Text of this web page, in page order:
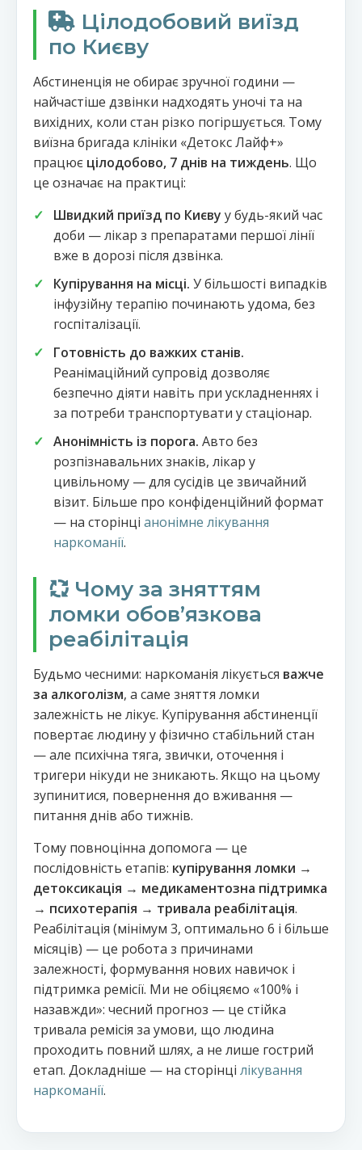
Цілодобовий виїзд
по Києву
Абстиненція не обирає зручної години —
найчастіше дзвінки надходять уночі та на
вихідних, коли стан різко погіршується. Тому
виїзна бригада клініки «Детокс Лайф+»
працює цілодобово, 7 днів на тиждень. Що
це означає на практиці:
Швидкий приїзд по Києву у будь-який час
доби — лікар з препаратами першої лінії
вже в дорозі після дзвінка.
Купірування на місці. У більшості випадків
інфузійну терапію починають удома, без
госпіталізації.
Готовність до важких станів.
Реанімаційний супровід дозволяє
безпечно діяти навіть при ускладненнях і
за потреби транспортувати у стаціонар.
Анонімність із порога. Авто без
розпізнавальних знаків, лікар у
цивільному — для сусідів це звичайний
візит. Більше про конфіденційний формат
— на сторінці анонімне лікування
наркоманії.
Чому за зняттям
ломки обовʼязкова
реабілітація
Будьмо чесними: наркоманія лікується важче
за алкоголізм, а саме зняття ломки
залежність не лікує. Купірування абстиненції
повертає людину у фізично стабільний стан
— але психічна тяга, звички, оточення і
тригери нікуди не зникають. Якщо на цьому
зупинитися, повернення до вживання —
питання днів або тижнів.
Тому повноцінна допомога — це
послідовність етапів: купірування ломки →
детоксикація → медикаментозна підтримка
→ психотерапія → тривала реабілітація.
Реабілітація (мінімум 3, оптимально 6 і більше
місяців) — це робота з причинами
залежності, формування нових навичок і
підтримка ремісії. Ми не обіцяємо «100% і
назавжди»: чесний прогноз — це стійка
тривала ремісія за умови, що людина
проходить повний шлях, а не лише гострий
етап. Докладніше — на сторінці лікування
наркоманії.